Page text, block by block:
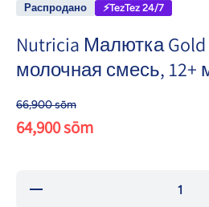
Распродано ⚡TezTez 24/7
Nutricia Малютка
молочная смесь, 12+
66,900 sōm
64,900 sōm
Уменьшить